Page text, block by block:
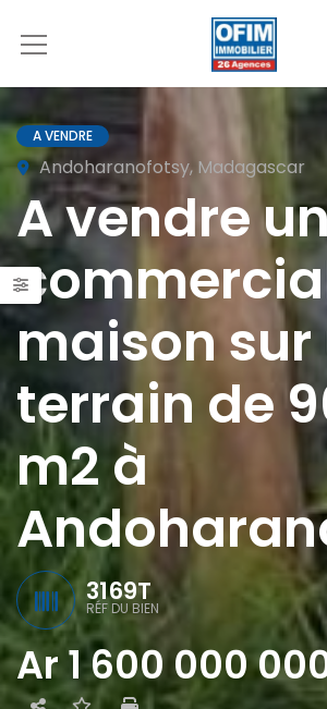
A VENDRE
Andoharanofotsy, Madagascar
A vendre
maison sur
terrain de
m2 à
3169T
RÉF DU BIEN
Ar 1 600 000